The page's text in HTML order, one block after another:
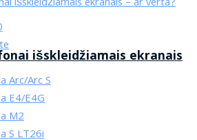
išskleidžiamais ekranais
Arc/Arc S
E4/E4G
M2
S LT26i